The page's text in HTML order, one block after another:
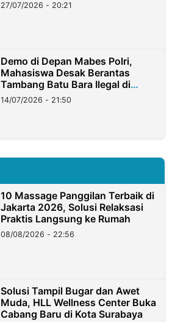
27/07/2026 - 20:21
Demo di Depan Mabes Polri,
Mahasiswa Desak Berantas
Tambang Batu Bara Ilegal di
Lampung
14/07/2026 - 21:50
10 Massage Panggilan Terbaik di
Jakarta 2026, Solusi Relaksasi
Praktis Langsung ke Rumah
08/08/2026 - 22:56
Solusi Tampil Bugar dan Awet
Muda, HLL Wellness Center Buka
Cabang Baru di Kota Surabaya